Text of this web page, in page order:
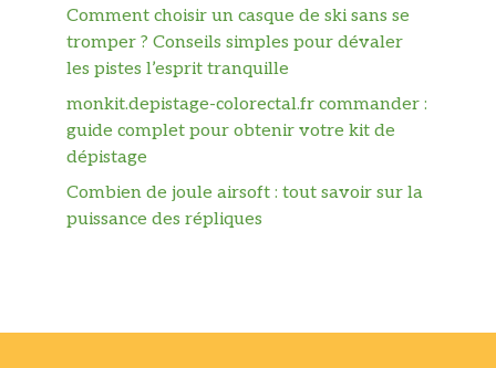
Comment choisir un casque de ski sans se
tromper ? Conseils simples pour dévaler
les pistes l’esprit tranquille
monkit.depistage-colorectal.fr commander :
guide complet pour obtenir votre kit de
dépistage
Combien de joule airsoft : tout savoir sur la
puissance des répliques